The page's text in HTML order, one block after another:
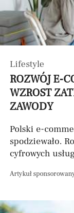
Lifestyle
ROZWÓJ E-
WZROST
ZAWODY
Polski e-
spodziewało.
cyfrowych
Artykuł